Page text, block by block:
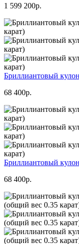
1 599 200р.
Бриллиантовый
68 400р.
Бриллиантовый
68 400р.